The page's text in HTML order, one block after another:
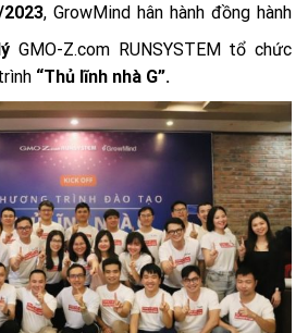
, GrowMind hân hành đồng hành
GMO-Z.com RUNSYSTEMtổ chức
“Thủ lĩnh nhà G”.